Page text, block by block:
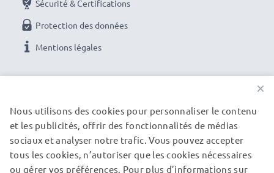
Sécurité & Certifications
Protection des données
Mentions légales
NOS PARTENAIRES DE LIVRAISON
×
Nous utilisons des cookies pour personnaliser le contenu
et les publicités, offrir des fonctionnalités de médias
sociaux et analyser notre trafic. Vous pouvez accepter
tous les cookies, n’autoriser que les cookies nécessaires
ou gérer vos préférences. Pour plus d’informations sur